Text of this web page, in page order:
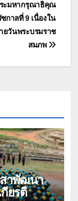
ะมหากรุณาธิคุณ
กาลที่ 9 เนื่องใน
ยวันพระบรมราช
สมภพ
าพัฒนา
ยรติ